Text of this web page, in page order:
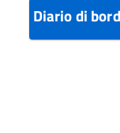
Diario di